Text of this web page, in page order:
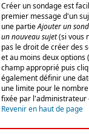
Créer un sondage est
premier message d'un
une partieAjouter un
un nouveau sujet(si vous
pas le droit de créer des
et au moins deux
champ approprié puis
également définir une
une limite pour le
fixée par l'administrateur
Revenir en haut de page